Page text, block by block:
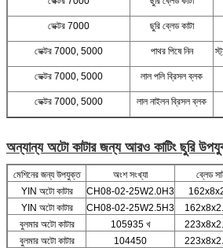
ভেক্টর 7000 ছুরি ব্লেড কাটা
ভেক্টর 7000, 5000 পাথর পিষে নিন
ভেক্টর 7000, 5000 লাল পলি ব্রিসল ব্লক
ভেক্টর 7000, 5000 লাল নাইলন ব্রিসল ব্লক
অন্যান্য অটো কাটার জন্য আরও কাটিং ছুরি
মেশিনের জন্য উপযুক্ত অংশ সংখ্যা
ব্লেড
YIN অটো কাটার
CH08-02-25W2.0H3
162x8x2
YIN অটো কাটার
CH08-02-25W2.5H3
বুলমার অটো কাটার
105935 খ
বুলমার অটো কাটার
104450